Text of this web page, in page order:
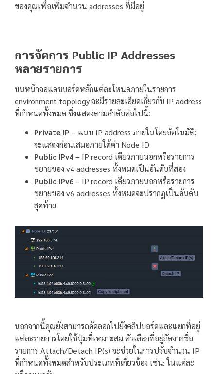
ของคุณเพื่อเพิ่มจำนวน addresses ที่มีอยู่
การจัดการ Public IP Addresses
หลายรายการ
บนหน้าจอแดชบอร์ดหลักแต่ละโหนดภายในรายการ
environment topology จะมีรายละเอียดเกี่ยวกับ IP address
ที่กำหนดทั้งหมด ซึ่งแสดงตามลำดับต่อไปนี้:
Private IP – แนบ IP address ภายในโดยอัตโนมัติ;
จะแสดงก่อนเสมอภายใต้ค่า Node ID
Public IPv4– IP record เดียวภายนอกหรือรายการ
ขยายของ v4 addresses ทั้งหมดเป็นอันดับที่สอง
Public IPv6– IP record เดียวภายนอกหรือรายการ
ขยายของ v6 addresses ทั้งหมดจะปรากฏเป็นอันดับ
สุดท้าย
นอกจากนี้คุณยังสามารถคัดลอกไปยังคลิปบอร์ดและแยกที่อยู่
แต่ละรายการโดยใช้ปุ่มที่เหมาะสม ตัวเลือกที่อยู่ถัดจากชื่อ
รายการ Attach/Detach IP(s) จะช่วยในการปรับจำนวน IP
ที่กำหนดทั้งหมดสำหรับประเภทที่เกี่ยวข้อง เช่น: ในแต่ละ